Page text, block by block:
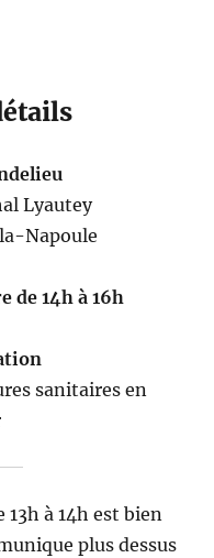
Lyautey
Napoule
de 14h à 16h
sanitaires en
à 14h est bien
plus dessus